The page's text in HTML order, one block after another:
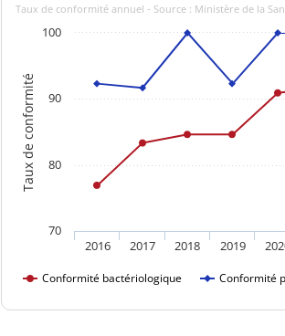
Taux de conformité
Taux de conformité annuel - Source : Ministère de la
Conformité bactériologique Conformité
2016 2017 2018 2019
70
80
90
100